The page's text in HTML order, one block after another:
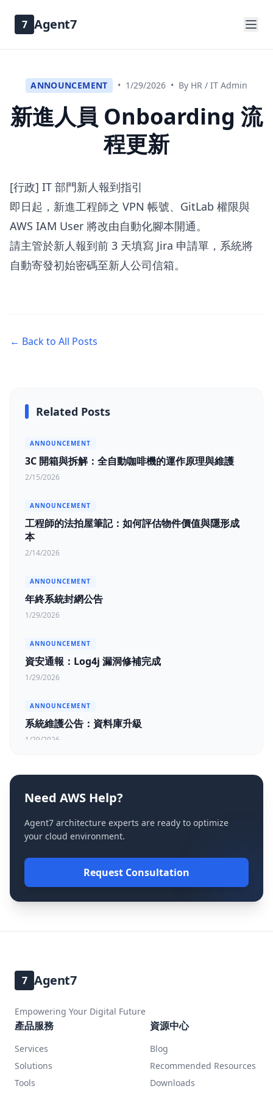
7 Agent7
ANNOUNCEMENT • 1/29/2026 • By HR / IT Admin
新進人員 Onboarding 流
程更新
[行政] IT 部門新人報到指引
即日起，新進工程師之 VPN 帳號、GitLab 權限與
AWS IAM User 將改由自動化腳本開通。
請主管於新人報到前 3 天填寫 Jira 申請單，系統將
自動寄發初始密碼至新人公司信箱。
← Back to All Posts
Related Posts
ANNOUNCEMENT
3C 開箱與拆解：全自動咖啡機的運作原理與維護
2/15/2026
ANNOUNCEMENT
工程師的法拍屋筆記：如何評估物件價值與隱形成
本
2/14/2026
ANNOUNCEMENT
年終系統封網公告
1/29/2026
ANNOUNCEMENT
資安通報：Log4j 漏洞修補完成
1/29/2026
ANNOUNCEMENT
系統維護公告：資料庫升級
1/29/2026
Need AWS Help?
Agent7 architecture experts are ready to optimize
your cloud environment.
Request Consultation
7 Agent7
Empowering Your Digital Future
產品服務
Services
Solutions
Tools
資源中心
Blog
Recommended Resources
Downloads